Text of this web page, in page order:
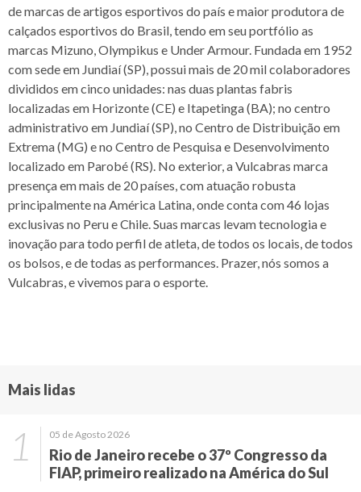
de marcas de artigos esportivos do país e maior produtora de
calçados esportivos do Brasil, tendo em seu portfólio as
marcas Mizuno, Olympikus e Under Armour. Fundada em 1952
com sede em Jundiaí (SP), possui mais de 20 mil colaboradores
divididos em cinco unidades: nas duas plantas fabris
localizadas em Horizonte (CE) e Itapetinga (BA); no centro
administrativo em Jundiaí (SP), no Centro de Distribuição em
Extrema (MG) e no Centro de Pesquisa e Desenvolvimento
localizado em Parobé (RS). No exterior, a Vulcabras marca
presença em mais de 20 países, com atuação robusta
principalmente na América Latina, onde conta com 46 lojas
exclusivas no Peru e Chile. Suas marcas levam tecnologia e
inovação para todo perfil de atleta, de todos os locais, de todos
os bolsos, e de todas as performances. Prazer, nós somos a
Vulcabras, e vivemos para o esporte.
Mais lidas
05 de Agosto 2026
Rio de Janeiro recebe o 37º Congresso da
FIAP, primeiro realizado na América do Sul